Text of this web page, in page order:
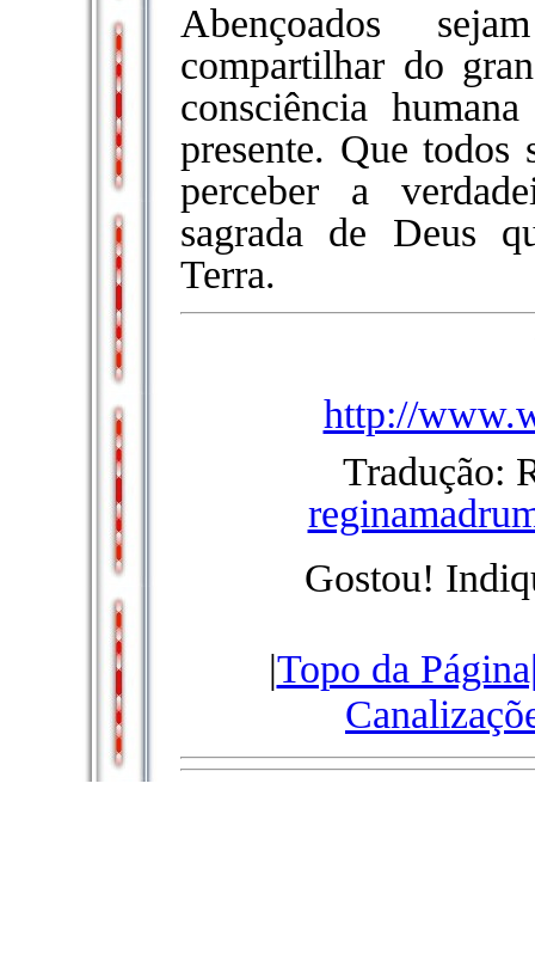
Abençoados
compartilhar do
consciência
presente. Que todos
perceber a
sagrada de Deus
Terra.
http://
Tradução:
Gostou!
|Topo da